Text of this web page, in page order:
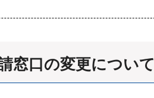
窓口の変更について